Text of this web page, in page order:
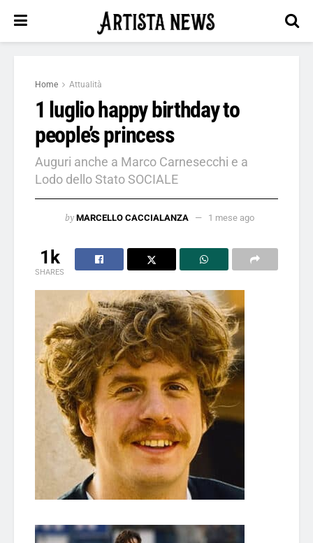
Home Attualità
1 luglio happy birthday to
people’s princess
Auguri anche a Marco Carnesecchi e a
Lodo dello Stato SOCIALE
by MARCELLO CACCIALANZA 1 mese ago
1k
SHARES